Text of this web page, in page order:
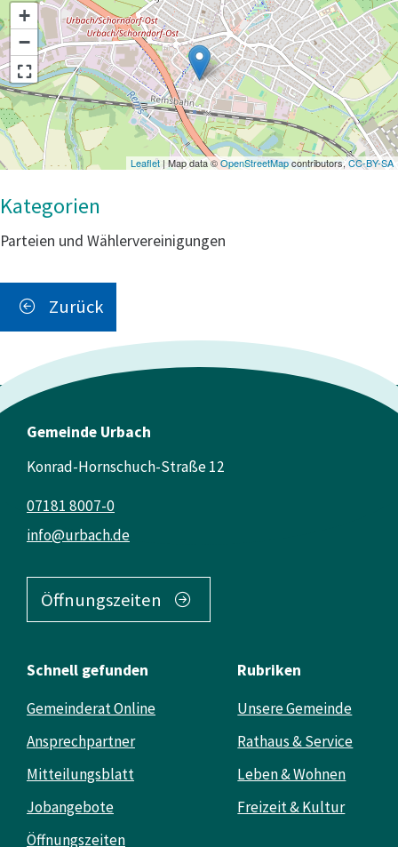
+
−
Leaflet | Map data ©OpenStreetMapcontributors,CC-BY-SA
Parteien und Wählervereinigungen
Zurück
Gemeinde Urbach
Konrad-Hornschuch-Straße 12
info@urbach.de
07181 8007-0
Öffnungszeiten
Schnell gefunden
Gemeinderat Online
Ansprechpartner
Mitteilungsblatt
Jobangebote
Öffnungszeiten
Rubriken
Unsere Gemeinde
Rathaus & Service
Leben & Wohnen
Freizeit & Kultur